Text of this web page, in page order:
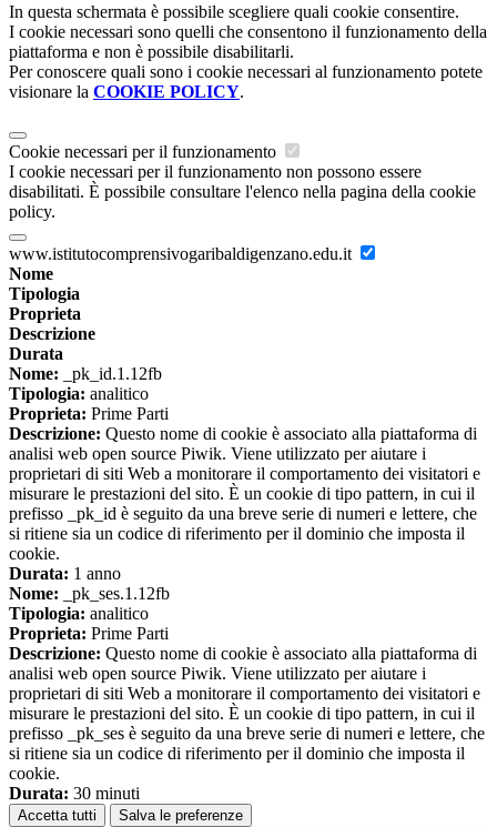
In questa schermata è possibile scegliere quali cookie consentire.
I cookie necessari sono quelli che consentono il funzionamento della
piattaforma e non è possibile disabilitarli.
Per conoscere quali sono i cookie necessari al funzionamento potete
visionare la COOKIE POLICY.
Cookie necessari per il funzionamento
I cookie necessari per il funzionamento non possono essere
disabilitati. È possibile consultare l'elenco nella pagina della cookie
policy.
www.istitutocomprensivogaribaldigenzano.edu.it
Nome
Tipologia
Proprieta
Descrizione
Durata
Nome: _pk_id.1.12fb
Tipologia: analitico
Proprieta: Prime Parti
Descrizione: Questo nome di cookie è associato alla piattaforma di
analisi web open source Piwik. Viene utilizzato per aiutare i
proprietari di siti Web a monitorare il comportamento dei visitatori e
misurare le prestazioni del sito. È un cookie di tipo pattern, in cui il
prefisso _pk_id è seguito da una breve serie di numeri e lettere, che
si ritiene sia un codice di riferimento per il dominio che imposta il
cookie.
Durata: 1 anno
Nome: _pk_ses.1.12fb
Tipologia: analitico
Proprieta: Prime Parti
Descrizione: Questo nome di cookie è associato alla piattaforma di
analisi web open source Piwik. Viene utilizzato per aiutare i
proprietari di siti Web a monitorare il comportamento dei visitatori e
misurare le prestazioni del sito. È un cookie di tipo pattern, in cui il
prefisso _pk_ses è seguito da una breve serie di numeri e lettere, che
si ritiene sia un codice di riferimento per il dominio che imposta il
cookie.
Durata: 30 minuti
Accetta tutti Salva le preferenze